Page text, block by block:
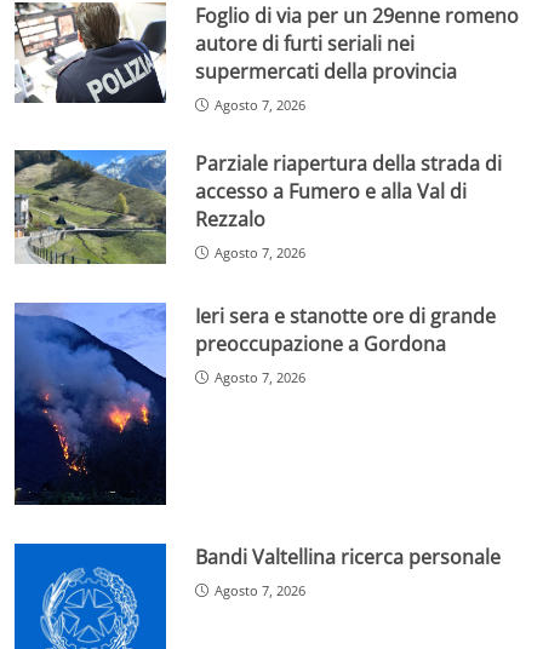
Foglio di via per un 29enne romeno
autore di furti seriali nei
supermercati della provincia
Agosto 7, 2026
Parziale riapertura della strada di
accesso a Fumero e alla Val di
Rezzalo
Agosto 7, 2026
Ieri sera e stanotte ore di grande
preoccupazione a Gordona
Agosto 7, 2026
Bandi Valtellina ricerca personale
Agosto 7, 2026